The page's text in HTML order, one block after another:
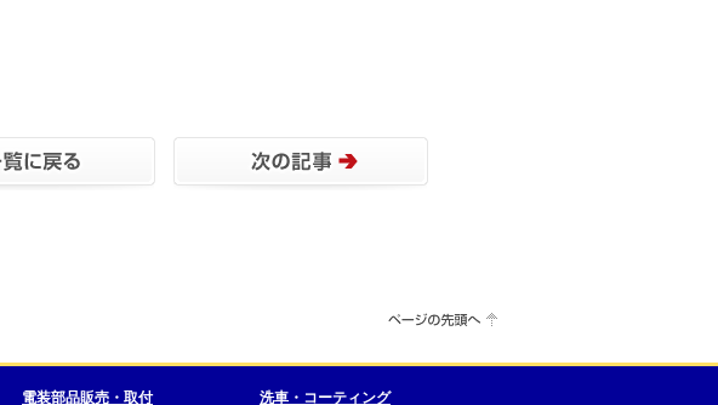
電装部品販売・取付 洗車・コーティング